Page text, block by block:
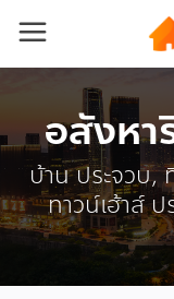
อสังหา
บ้าน ประจวบ,
ทาวน์เฮ้าส์